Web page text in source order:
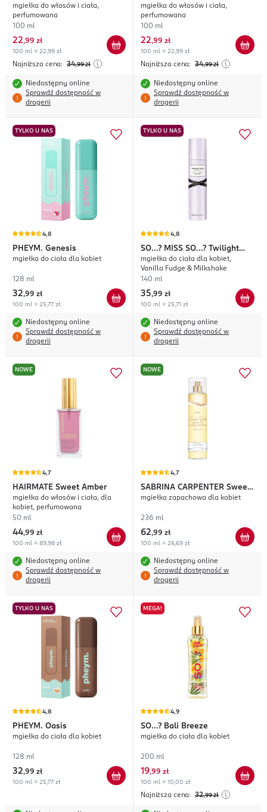
midnight? 19°C
mgiełka do włosów i ciała,
perfumowana
100 ml
22,99 zł
100 ml = 22,99 zł
Najniższa cena: 34,99 zł
Niedostępny online
Sprawdź dostępność w
drogerii
37°C
mgiełka do włosów i ciała,
perfumowana
100 ml
22,99 zł
100 ml = 22,99 zł
Najniższa cena: 34,99 zł
Niedostępny online
Sprawdź dostępność w
drogerii
TYLKO U NAS
4,8
PHEYM. Genesis
mgiełka do ciała dla kobiet
128 ml
32,99 zł
100 ml = 25,77 zł
Niedostępny online
Sprawdź dostępność w
drogerii
TYLKO U NAS
4,8
SO...? MISS SO...? Twilight
Kiss
mgiełka do ciała dla kobiet,
Vanilla Fudge & Milkshake
140 ml
35,99 zł
100 ml = 25,71 zł
Niedostępny online
Sprawdź dostępność w
drogerii
NOWE
4,7
HAIRMATE Sweet Amber
mgiełka do włosów i ciała, dla
kobiet, perfumowana
50 ml
44,99 zł
100 ml = 89,98 zł
Niedostępny online
Sprawdź dostępność w
drogerii
NOWE
4,7
SABRINA CARPENTER Sweet
Tooth Lemon Pie
mgiełka zapachowa dla kobiet
236 ml
62,99 zł
100 ml = 26,69 zł
Niedostępny online
Sprawdź dostępność w
drogerii
TYLKO U NAS
4,8
PHEYM. Oasis
mgiełka do ciała dla kobiet
128 ml
32,99 zł
100 ml = 25,77 zł
MEGA!
4,9
SO...? Bali Breeze
mgiełka do ciała dla kobiet
200 ml
19,99 zł
100 ml = 10,00 zł
Najniższa cena: 32,99 zł